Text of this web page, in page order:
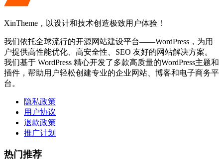
XinTheme，以设计和技术创造极致用户体验！
我们依托全球流行的开源网站建设平台——WordPress，为用
户提供高性能优化、高安全性、SEO 友好的网站解决方案。
我们基于 WordPress 精心开发了多款高质量的WordPress主题和
插件，帮助用户轻松创建专业的企业网站、博客和电子商务平
台。
隐私政策
用户协议
退款政策
推广计划
热门推荐